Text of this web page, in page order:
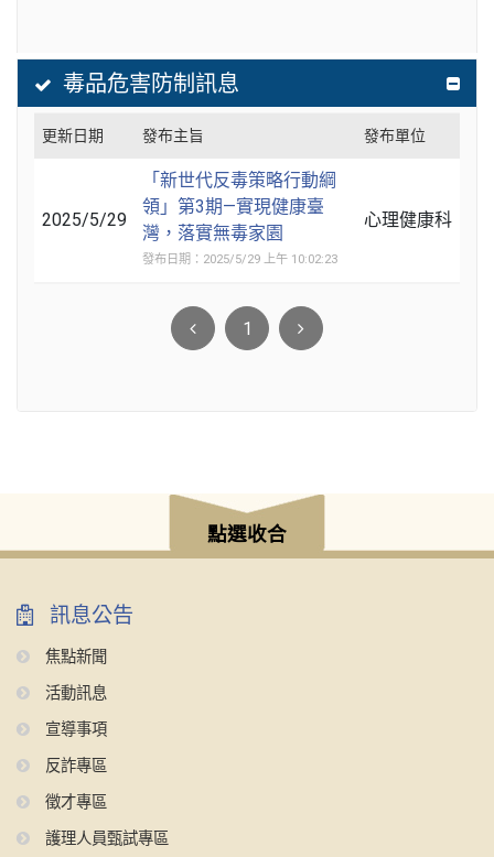
毒品危害防制訊息
更新日期 發布主旨 發布單位
2025/5/29
「新世代反毒策略行動綱
領」第3期—實現健康臺
灣，落實無毒家園
發布日期：2025/5/29 上午 10:02:23
心理健康科
1
點選收合
訊息公告
焦點新聞
活動訊息
宣導事項
反詐專區
徵才專區
護理人員甄試專區